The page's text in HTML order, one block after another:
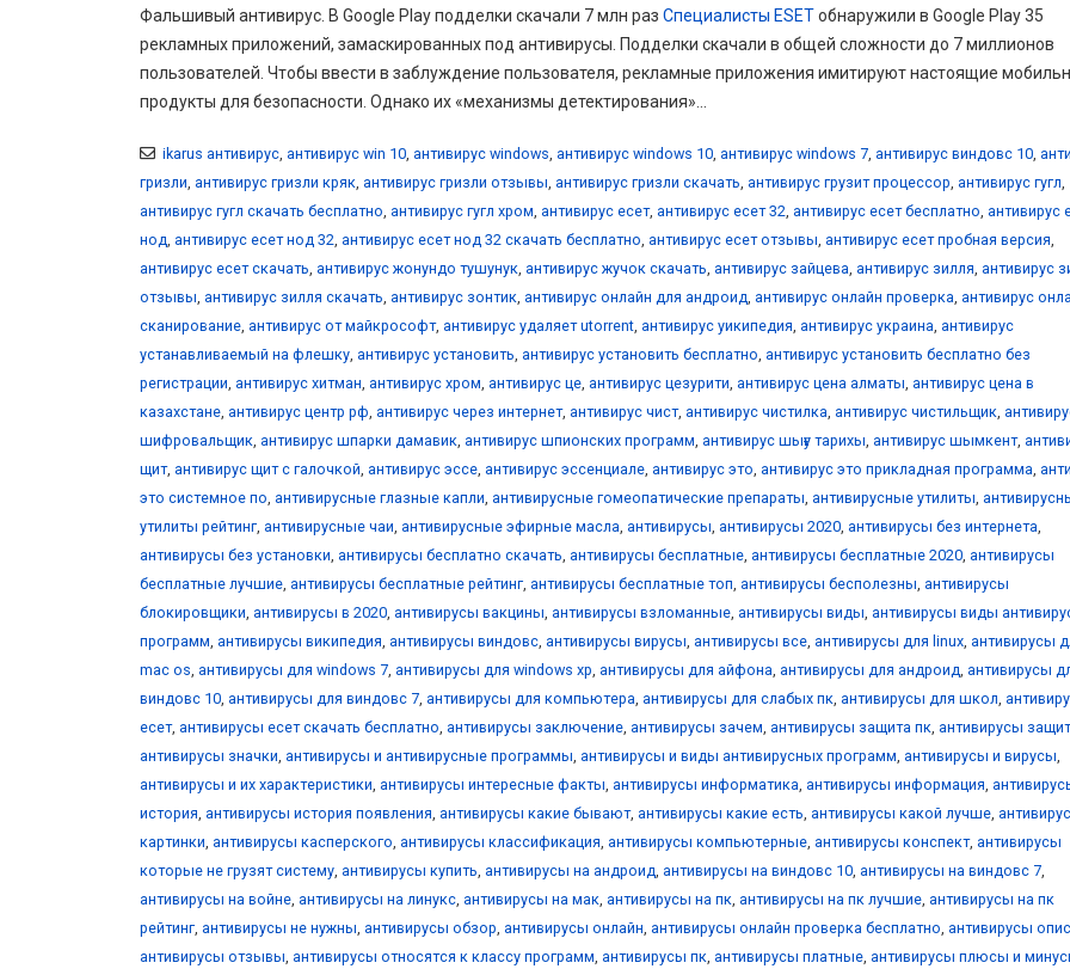
Фальшивый антивирус. В Google Play подделки скачали 7 млн раз Специалисты ESETобнаружили в Google Play 35
рекламных приложений, замаскированных под антивирусы. Подделки скачали в общей сложности до 7 миллионов
пользователей. Чтобы ввести в заблуждение пользователя, рекламные приложения имитируют настоящие
продукты для безопасности. Однако их «механизмы детектирования»...
ikarus антивирус, антивирус win 10, антивирус windows, антивирус windows 10, антивирус windows 7, антивирус виндовс 10,
гризли, антивирус гризли кряк, антивирус гризли отзывы, антивирус гризли скачать, антивирус грузит процессор, антивирус гугл,
антивирус гугл скачать бесплатно, антивирус гугл хром, антивирус есет, антивирус есет 32, антивирус есет бесплатно, антивирус
нод, антивирус есет нод 32, антивирус есет нод 32 скачать бесплатно, антивирус есет отзывы, антивирус есет пробная версия,
антивирус есет скачать, антивирус жонундо тушунук, антивирус жучок скачать, антивирус зайцева, антивирус зилля, антивирус
отзывы, антивирус зилля скачать, антивирус зонтик, антивирус онлайн для андроид, антивирус онлайн проверка, антивирус
сканирование, антивирус от майкрософт, антивирус удаляет utorrent, антивирус уикипедия, антивирус украина, антивирус
устанавливаемый на флешку, антивирус установить, антивирус установить бесплатно, антивирус установить бесплатно без
регистрации, антивирус хитман, антивирус хром, антивирус це, антивирус цезурити, антивирус цена алматы, антивирус цена в
казахстане, антивирус центр рф, антивирус через интернет, антивирус чист, антивирус чистилка, антивирус чистильщик,
шифровальщик, антивирус шпарки дамавик, антивирус шпионских программ, антивирус шығу тарихы, антивирус шымкент,
щит, антивирус щит с галочкой, антивирус эссе, антивирус эссенциале, антивирус это, антивирус это прикладная программа,
это системное по, антивирусные глазные капли, антивирусные гомеопатические препараты, антивирусные утилиты,
утилиты рейтинг, антивирусные чаи, антивирусные эфирные масла, антивирусы, антивирусы 2020, антивирусы без интернета,
антивирусы без установки, антивирусы бесплатно скачать, антивирусы бесплатные, антивирусы бесплатные 2020, антивирусы
бесплатные лучшие, антивирусы бесплатные рейтинг, антивирусы бесплатные топ, антивирусы бесполезны, антивирусы
блокировщики, антивирусы в 2020, антивирусы вакцины, антивирусы взломанные, антивирусы виды, антивирусы виды
программ, антивирусы википедия, антивирусы виндовс, антивирусы вирусы, антивирусы все, антивирусы для linux, антивирусы
mac os, антивирусы для windows 7, антивирусы для windows xp, антивирусы для айфона, антивирусы для андроид, антивирусы
виндовс 10, антивирусы для виндовс 7, антивирусы для компьютера, антивирусы для слабых пк, антивирусы для школ,
есет, антивирусы есет скачать бесплатно, антивирусы заключение, антивирусы зачем, антивирусы защита пк, антивирусы
антивирусы значки, антивирусы и антивирусные программы, антивирусы и виды антивирусных программ, антивирусы и вирусы,
антивирусы и их характеристики, антивирусы интересные факты, антивирусы информатика, антивирусы информация,
история, антивирусы история появления, антивирусы какие бывают, антивирусы какие есть, антивирусы какой лучше,
картинки, антивирусы касперского, антивирусы классификация, антивирусы компьютерные, антивирусы конспект, антивирусы
которые не грузят систему, антивирусы купить, антивирусы на андроид, антивирусы на виндовс 10, антивирусы на виндовс 7,
антивирусы на войне, антивирусы на линукс, антивирусы на мак, антивирусы на пк, антивирусы на пк лучшие, антивирусы на пк
рейтинг, антивирусы не нужны, антивирусы обзор, антивирусы онлайн, антивирусы онлайн проверка бесплатно, антивирусы
антивирусы отзывы, антивирусы относятся к классу программ, антивирусы пк, антивирусы платные, антивирусы плюсы и